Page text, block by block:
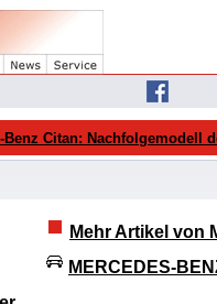
Benz Citan: Nachfolgemodell
Mehr Artikel von
MERCEDES-